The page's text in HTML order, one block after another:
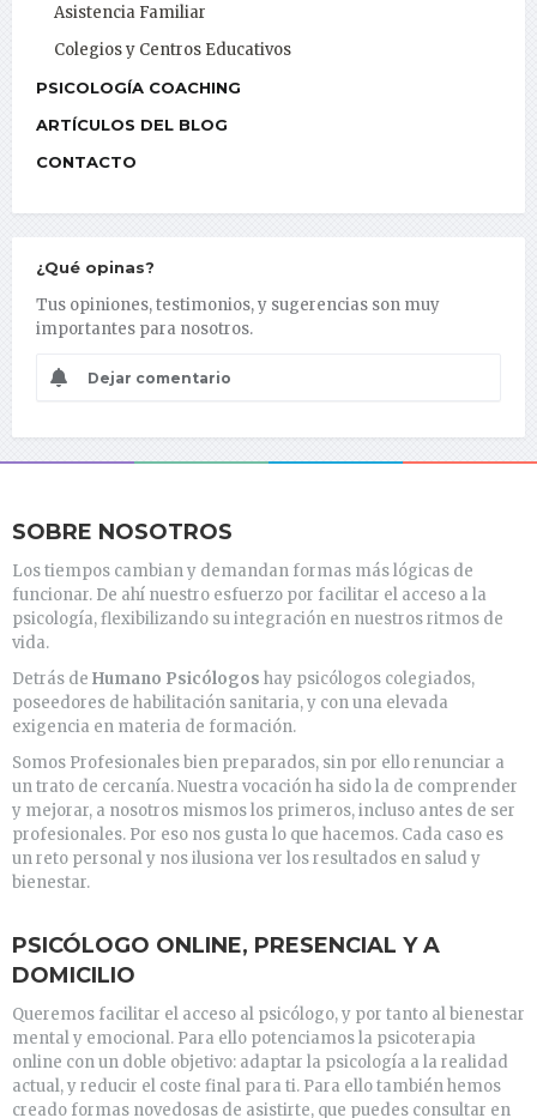
Asistencia Familiar
Colegios y Centros Educativos
PSICOLOGÍA COACHING
ARTÍCULOS DEL BLOG
CONTACTO
¿Qué opinas?
Tus opiniones, testimonios, y sugerencias son muy
importantes para nosotros.
Dejar comentario
SOBRE NOSOTROS
Los tiempos cambian y demandan formas más lógicas de
funcionar. De ahí nuestro esfuerzo por facilitar el acceso a la
psicología, flexibilizando su integración en nuestros ritmos de
vida.
Detrás de Humano Psicólogos hay psicólogos colegiados,
poseedores de habilitación sanitaria, y con una elevada
exigencia en materia de formación.
Somos Profesionales bien preparados, sin por ello renunciar a
un trato de cercanía. Nuestra vocación ha sido la de comprender
y mejorar, a nosotros mismos los primeros, incluso antes de ser
profesionales. Por eso nos gusta lo que hacemos. Cada caso es
un reto personal y nos ilusiona ver los resultados en salud y
bienestar.
PSICÓLOGO ONLINE, PRESENCIAL Y A
DOMICILIO
Queremos facilitar el acceso al psicólogo, y por tanto al bienestar
mental y emocional. Para ello potenciamos la psicoterapia
online con un doble objetivo: adaptar la psicología a la realidad
actual, y reducir el coste final para ti. Para ello también hemos
creado formas novedosas de asistirte, que puedes consultar en